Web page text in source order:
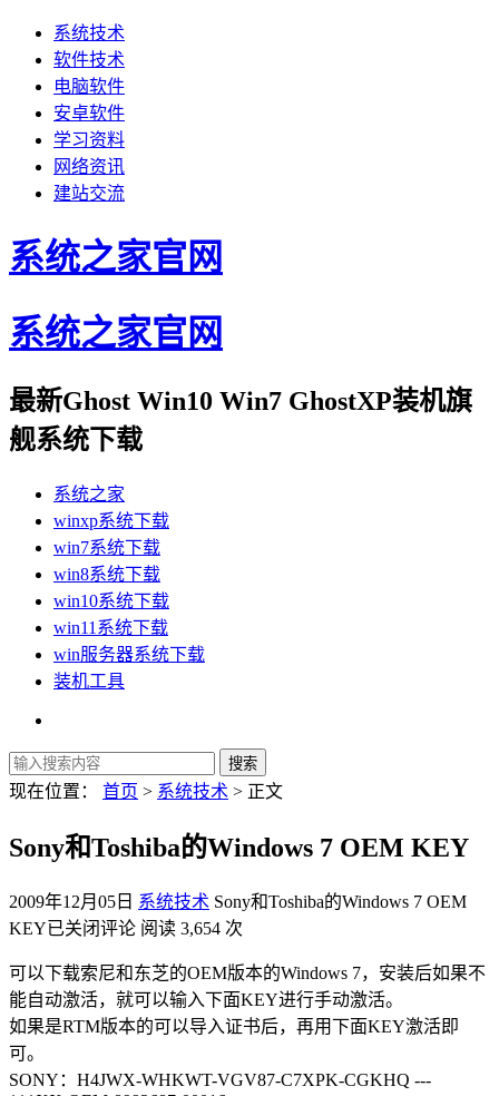
系统技术
软件技术
电脑软件
安卓软件
学习资料
网络资讯
建站交流
系统之家官网
系统之家官网
最新Ghost Win10 Win7 GhostXP装机旗
舰系统下载
系统之家
winxp系统下载
win7系统下载
win8系统下载
win10系统下载
win11系统下载
win服务器系统下载
装机工具
现在位置： 首页 > 系统技术 > 正文
Sony和Toshiba的Windows 7 OEM KEY
2009年12月05日 系统技术 Sony和Toshiba的Windows 7 OEM
KEY已关闭评论 阅读 3,654 次
可以下载索尼和东芝的OEM版本的Windows 7，安装后如果不
能自动激活，就可以输入下面KEY进行手动激活。
如果是RTM版本的可以导入证书后，再用下面KEY激活即
可。
SONY：H4JWX-WHKWT-VGV87-C7XPK-CGKHQ ---